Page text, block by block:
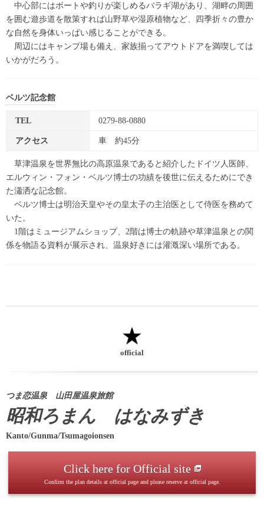
中心部にはボートや釣りが楽しめるバラギ湖があり、湖畔の周囲
を囲む遊歩道を散策すれば山野草や湿原植物など、四季折々の豊か
な自然を身体いっぱい感じることができる。
周辺にはキャンプ場も備え、家族揃ってアウトドアを満喫しては
いかがだろう。
ベルツ記念館
TEL 0279-88-0880
アクセス 車 約45分
草津温泉を世界無比の高原温泉であると紹介したドイツ人医師、
エルウィン・フォン・ベルツ博士の功績を後世に伝えるためにでき
た瀟洒な記念館。
ベルツ博士は明治天皇やその皇太子の主治医として侍医を務めて
いた。
1階はミュージアムショップ、2階は博士の軌跡や草津温泉との関
係を物語る資料が展示され、温泉好きには灌漑深い場所である。
official
つま恋温泉 山田屋温泉旅館
昭和ろまん はなみずき
Kanto/Gunma/Tsumagoionsen
Click here for Official site
Confirm the plan details at official page and please reserve at official page.